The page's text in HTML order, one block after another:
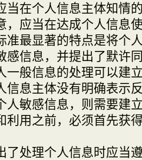
当在个人信息主体知情
，应当在达成个人信息
准最显著的特点是将个
感信息，并提出了默许
一般信息的处理可以建
信息主体没有明确表示
人敏感信息，则需要建
利用之前，必须首先获
处理个人信息时应当